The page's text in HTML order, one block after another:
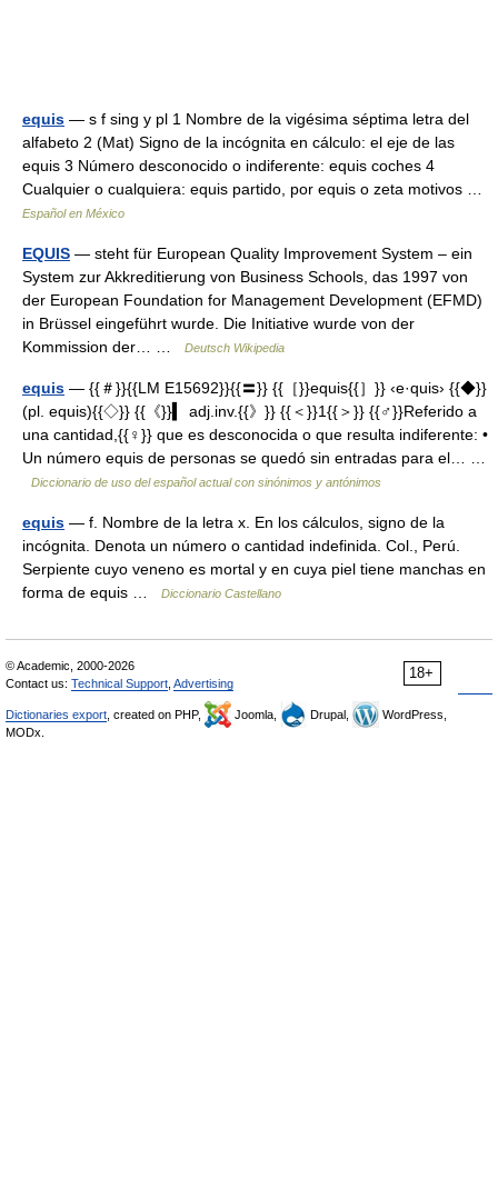
equis — s f sing y pl 1 Nombre de la vigésima séptima letra del
alfabeto 2 (Mat) Signo de la incógnita en cálculo: el eje de las
equis 3 Número desconocido o indiferente: equis coches 4
Cualquier o cualquiera: equis partido, por equis o zeta motivos …
Español en México
EQUIS — steht für European Quality Improvement System – ein
System zur Akkreditierung von Business Schools, das 1997 von
der European Foundation for Management Development (EFMD)
in Brüssel eingeführt wurde. Die Initiative wurde von der
Kommission der… …
Deutsch Wikipedia
equis — {{＃}}{{LM E15692}}{{〓}} {{［}}equis{{］}} ‹e·quis› {{◆}}
(pl. equis){{◇}} {{《}}▍ adj.inv.{{》}} {{＜}}1{{＞}} {{♂}}Referido a
una cantidad,{{♀}} que es desconocida o que resulta indiferente: •
Un número equis de personas se quedó sin entradas para el… …
Diccionario de uso del español actual con sinónimos y antónimos
equis — f. Nombre de la letra x. En los cálculos, signo de la
incógnita. Denota un número o cantidad indefinida. Col., Perú.
Serpiente cuyo veneno es mortal y en cuya piel tiene manchas en
forma de equis …
Diccionario Castellano
18+
© Academic, 2000-2026
Contact us: Technical Support Advertising
Dictionaries export , created on PHP, Joomla, Drupal,
WordPress,
MODx.